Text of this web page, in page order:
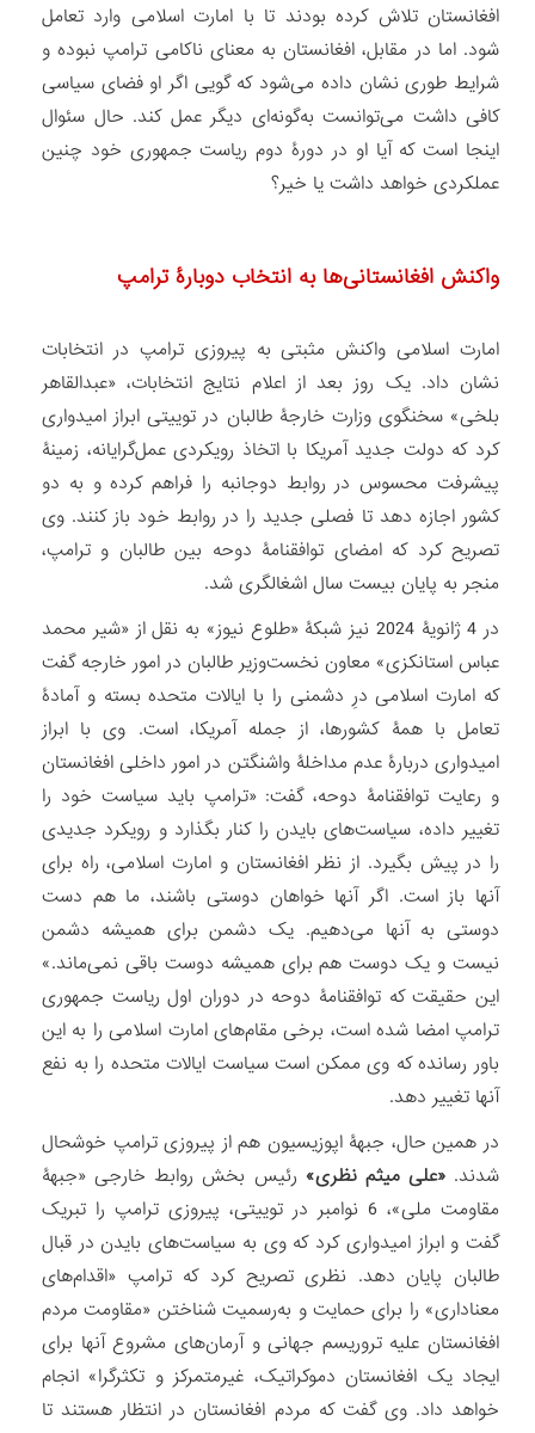
افغانستان تلاش کرده بودند تا با امارت اسلامی وارد تعامل
شود. اما در مقابل، افغانستان به معنای ناکامی ترامپ نبوده و
شرایط طوری نشان داده می‌شود که گویی اگر او فضای سیاسی
کافی داشت می‌توانست به‌گونه‌ای دیگر عمل کند. حال سئوال
اینجا است که آیا او در دورۀ دوم ریاست جمهوری خود چنین
عملکردی خواهد داشت یا خیر؟
واکنش افغانستانی‌ها به انتخاب دوبارۀ ترامپ
امارت اسلامی واکنش مثبتی به پیروزی ترامپ در انتخابات
نشان داد. یک روز بعد از اعلام نتایج انتخابات، «عبدالقاهر
بلخی» سخنگوی وزارت خارجۀ طالبان در توییتی ابراز امیدواری
کرد که دولت جدید آمریکا با اتخاذ رویکردی عمل‌گرایانه، زمینۀ
پیشرفت محسوس در روابط دوجانبه را فراهم کرده و به دو
کشور اجازه دهد تا فصلی جدید را در روابط خود باز کنند. وی
تصریح کرد که امضای توافقنامۀ دوحه بین طالبان و ترامپ،
منجر به پایان بیست سال اشغالگری شد.
در 4 ژانویۀ 2024 نیز شبکۀ «طلوع نیوز» به نقل از «شیر محمد
عباس استانکزی» معاون نخست‌وزیر طالبان در امور خارجه گفت
که امارت اسلامی درِ دشمنی را با ایالات متحده بسته و آمادۀ
تعامل با همۀ کشورها، از جمله آمریکا، است. وی با ابراز
امیدواری دربارۀ عدم مداخلۀ واشنگتن در امور داخلی افغانستان
و رعایت توافقنامۀ دوحه، گفت: «ترامپ باید سیاست خود را
تغییر داده، سیاست‌های بایدن را کنار بگذارد و رویکرد جدیدی
را در پیش بگیرد. از نظر افغانستان و امارت اسلامی، راه برای
آنها باز است. اگر آنها خواهان دوستی باشند، ما هم دست
دوستی به آنها می‌دهیم. یک دشمن برای همیشه دشمن
نیست و یک دوست هم برای همیشه دوست باقی نمی‌ماند.»
این حقیقت که توافقنامۀ دوحه در دوران اول ریاست جمهوری
ترامپ امضا شده است، برخی مقام‌های امارت اسلامی را به این
باور رسانده که وی ممکن است سیاست ایالات متحده را به نفع
آنها تغییر دهد.
در همین حال، جبهۀ اپوزیسیون هم از پیروزی ترامپ خوشحال
شدند.«علی میثم نظری» رئیس بخش روابط خارجی «جبهۀ
مقاومت ملی»، 6 نوامبر در توییتی، پیروزی ترامپ را تبریک
گفت و ابراز امیدواری کرد که وی به سیاست‌های بایدن در قبال
طالبان پایان دهد. نظری تصریح کرد که ترامپ «اقدام‌های
معناداری» را برای حمایت و به‌رسمیت شناختن «مقاومت مردم
افغانستان علیه تروریسم جهانی و آرمان‌های مشروع آنها برای
ایجاد یک افغانستان دموکراتیک، غیرمتمرکز و تکثرگرا» انجام
خواهد داد. وی گفت که مردم افغانستان در انتظار هستند تا